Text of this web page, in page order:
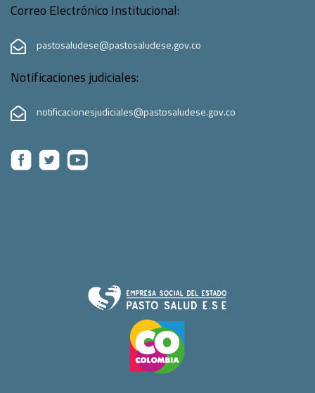
Correo Electrónico Institucional:
pastosaludese@pastosaludese.gov.co
Notificaciones judiciales:
notificacionesjudiciales@pastosaludese.gov.co